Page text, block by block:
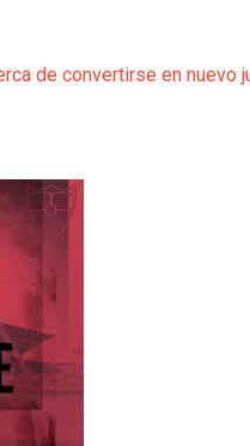
de convertirse en nuevo